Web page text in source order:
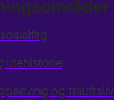
idéhistorie
og friluftsliv